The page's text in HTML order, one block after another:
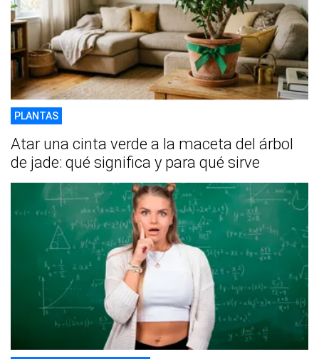
PLANTAS
Atar una cinta verde a la maceta del árbol
de jade: qué significa y para qué sirve